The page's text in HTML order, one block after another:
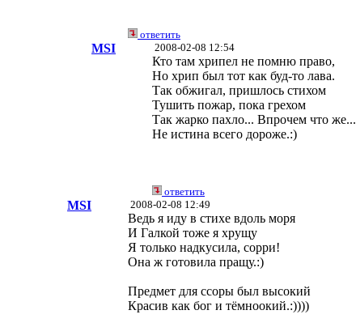
ответить
MSI 2008-02-08 12:54
Кто там хрипел не помню право,
Но хрип был тот как буд-то лава.
Так обжигал, пришлось стихом
Тушить пожар, пока грехом
Так жарко пахло... Впрочем что же...
Не истина всего дороже.:)
ответить
MSI 2008-02-08 12:49
Ведь я иду в стихе вдоль моря
И Галкой тоже я хрущу
Я только надкусила, сорри!
Она ж готовила пращу.:)
Предмет для ссоры был высокий
Красив как бог и тёмноокий.:))))